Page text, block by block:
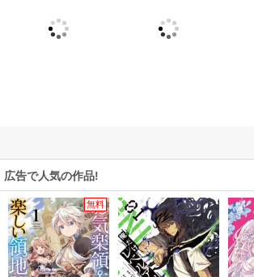
広告で人気の作品!
無料